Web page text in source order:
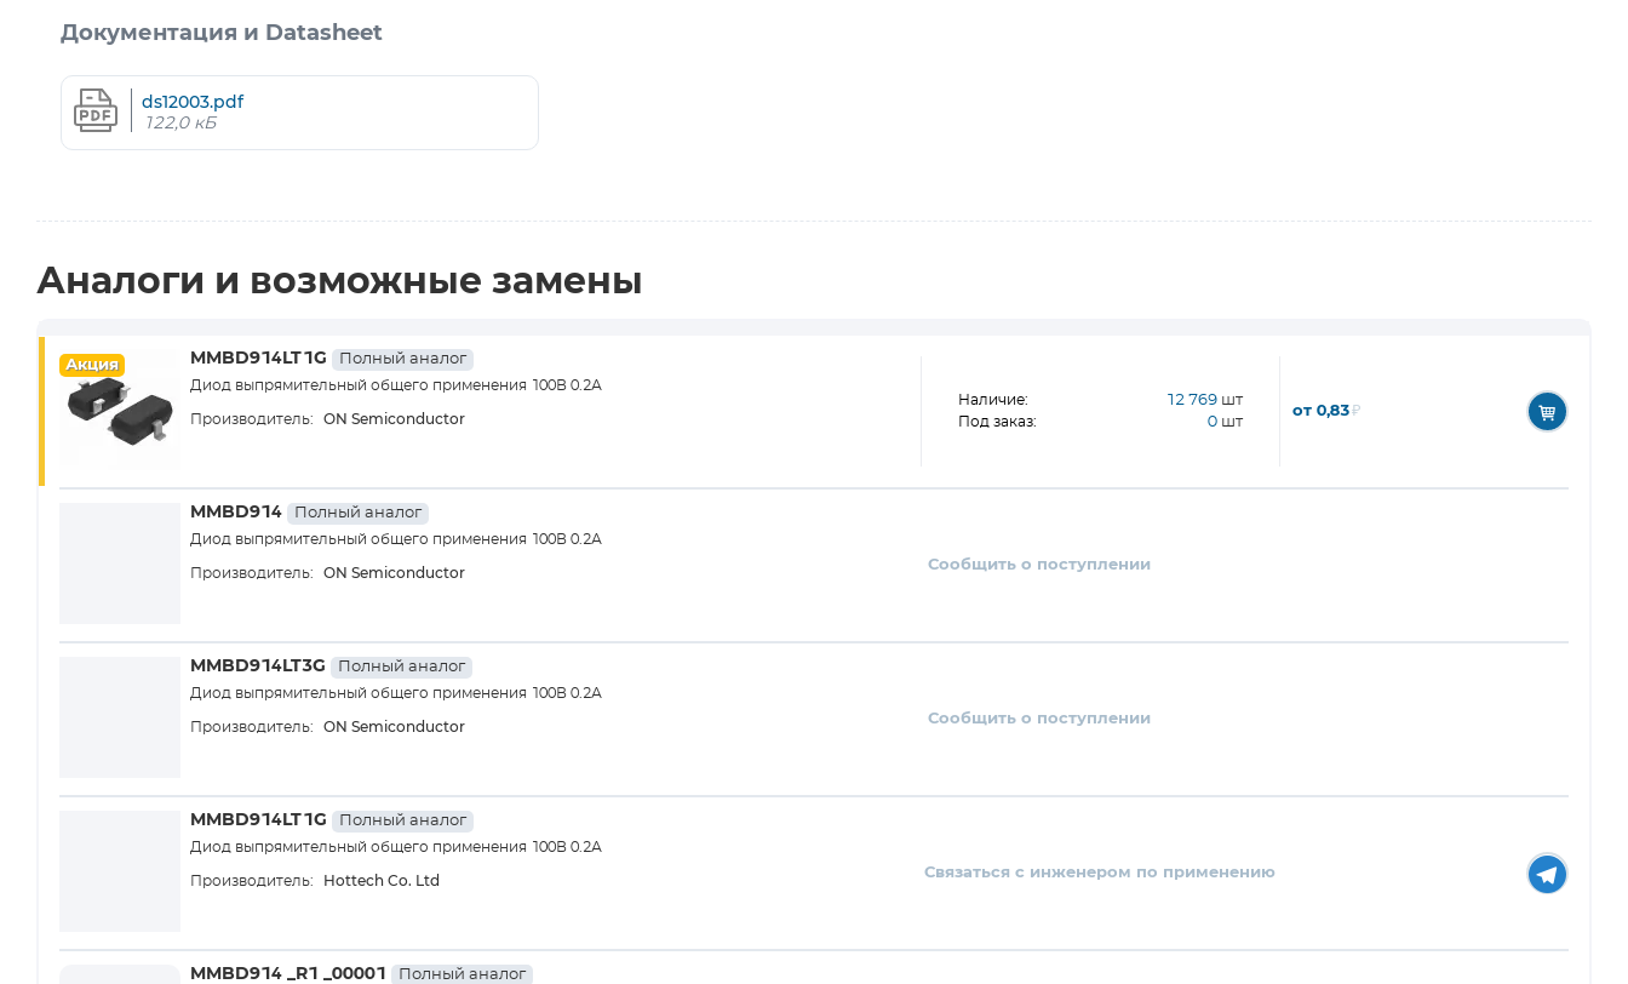
Документация и Datasheet
ds12003.pdf
122,0 кБ
Аналоги и возможные замены
Акция MMBD914LT1G Полный аналог
Диод выпрямительный общего применения 100В 0.2А
Производитель: ON Semiconductor
Наличие: 12 769 шт
Под заказ: 0 шт
от 0,83₽
MMBD914 Полный аналог
Диод выпрямительный общего применения 100В 0.2А
Производитель: ON Semiconductor Сообщить о поступлении
MMBD914LT3G Полный аналог
Диод выпрямительный общего применения 100В 0.2А
Производитель: ON Semiconductor Сообщить о поступлении
MMBD914LT1G Полный аналог
Диод выпрямительный общего применения 100В 0.2А
Производитель: Hottech Co. Ltd Связаться с инженером по применению
MMBD914 _R1 _00001 Полный аналог